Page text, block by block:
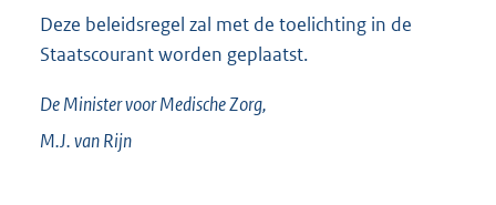
Deze beleidsregel zal met de toelichting in de
Staatscourant worden geplaatst.
De Minister voor Medische Zorg,
M.J. vanRijn